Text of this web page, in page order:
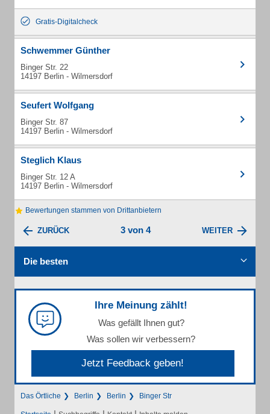
Gratis-Digitalcheck
Schwemmer Günther
Binger Str. 22
14197 Berlin - Wilmersdorf
Seufert Wolfgang
Binger Str. 87
14197 Berlin - Wilmersdorf
Steglich Klaus
Binger Str. 12 A
14197 Berlin - Wilmersdorf
Bewertungen stammen von Drittanbietern
ZURÜCK 3 von 4 WEITER
Die besten
Ihre Meinung zählt!
Was gefällt Ihnen gut?
Was sollen wir verbessern?
Jetzt Feedback geben!
Das Örtliche Berlin Berlin Binger Str